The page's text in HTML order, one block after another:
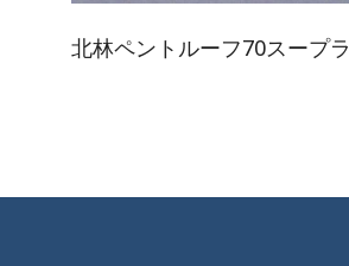
北林ペントルーフ70スープラ